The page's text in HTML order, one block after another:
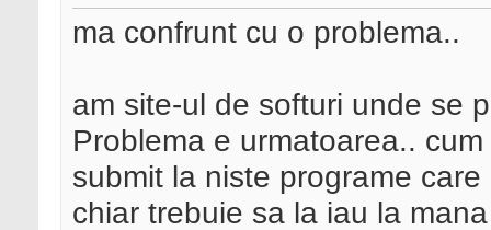
ma confrunt cu o problema..
am site-ul de softuri unde se
Problema e urmatoarea..
submit la niste programe
chiar trebuie sa la iau la